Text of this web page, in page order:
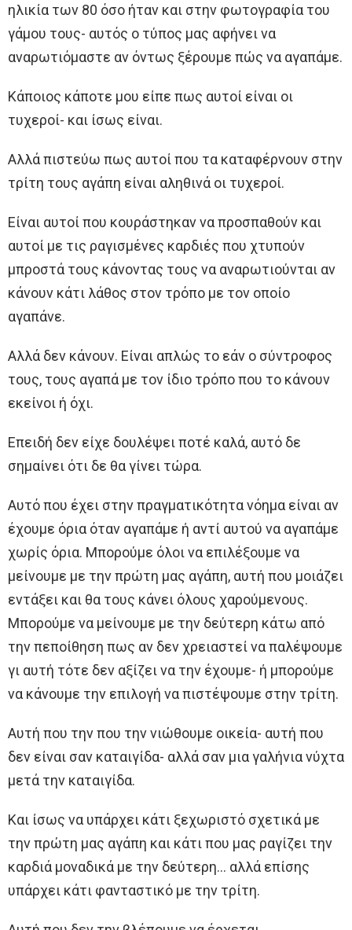
ηλικία των 80 όσο ήταν και στην φωτογραφία του
γάμου τους- αυτός ο τύπος μας αφήνει να
αναρωτιόμαστε αν όντως ξέρουμε πώς να αγαπάμε.
Κάποιος κάποτε μου είπε πως αυτοί είναι οι
τυχεροί- και ίσως είναι.
Αλλά πιστεύω πως αυτοί που τα καταφέρνουν στην
τρίτη τους αγάπη είναι αληθινά οι τυχεροί.
Είναι αυτοί που κουράστηκαν να προσπαθούν και
αυτοί με τις ραγισμένες καρδιές που χτυπούν
μπροστά τους κάνοντας τους να αναρωτιούνται αν
κάνουν κάτι λάθος στον τρόπο με τον οποίο
αγαπάνε.
Αλλά δεν κάνουν. Είναι απλώς το εάν ο σύντροφος
τους, τους αγαπά με τον ίδιο τρόπο που το κάνουν
εκείνοι ή όχι.
Επειδή δεν είχε δουλέψει ποτέ καλά, αυτό δε
σημαίνει ότι δε θα γίνει τώρα.
Αυτό που έχει στην πραγματικότητα νόημα είναι αν
έχουμε όρια όταν αγαπάμε ή αντί αυτού να αγαπάμε
χωρίς όρια. Μπορούμε όλοι να επιλέξουμε να
μείνουμε με την πρώτη μας αγάπη, αυτή που μοιάζει
εντάξει και θα τους κάνει όλους χαρούμενους.
Μπορούμε να μείνουμε με την δεύτερη κάτω από
την πεποίθηση πως αν δεν χρειαστεί να παλέψουμε
γι αυτή τότε δεν αξίζει να την έχουμε- ή μπορούμε
να κάνουμε την επιλογή να πιστέψουμε στην τρίτη.
Αυτή που την που την νιώθουμε οικεία- αυτή που
δεν είναι σαν καταιγίδα- αλλά σαν μια γαλήνια νύχτα
μετά την καταιγίδα.
Και ίσως να υπάρχει κάτι ξεχωριστό σχετικά με
την πρώτη μας αγάπη και κάτι που μας ραγίζει την
καρδιά μοναδικά με την δεύτερη… αλλά επίσης
υπάρχει κάτι φανταστικό με την τρίτη.